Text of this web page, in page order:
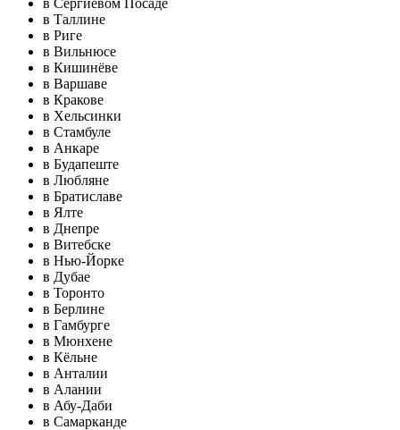
в Сергиевом Посаде
в Таллине
в Риге
в Вильнюсе
в Кишинёве
в Варшаве
в Кракове
в Хельсинки
в Стамбуле
в Анкаре
в Будапеште
в Любляне
в Братиславе
в Ялте
в Днепре
в Витебске
в Нью-Йорке
в Дубае
в Торонто
в Берлине
в Гамбурге
в Мюнхене
в Кёльне
в Анталии
в Алании
в Абу-Даби
в Самарканде